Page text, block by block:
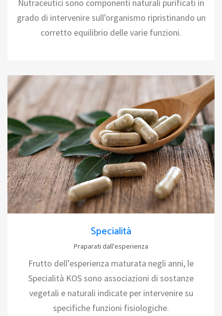
Nutraceutici sono componenti naturali purificati in
grado di intervenire sull'organismo ripristinando un
corretto equilibrio delle varie funzioni.
Specialità
Praparati dall'esperienza
Frutto dell’esperienza maturata negli anni, le
Specialità KOS sono associazioni di sostanze
vegetali e naturali indicate per intervenire su
specifiche funzioni fisiologiche.